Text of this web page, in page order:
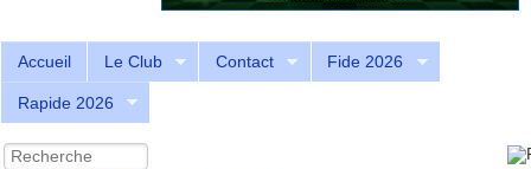
Accueil Le Club Contact Fide 2026
Rapide 2026
Formulaire de recherche
Recherche